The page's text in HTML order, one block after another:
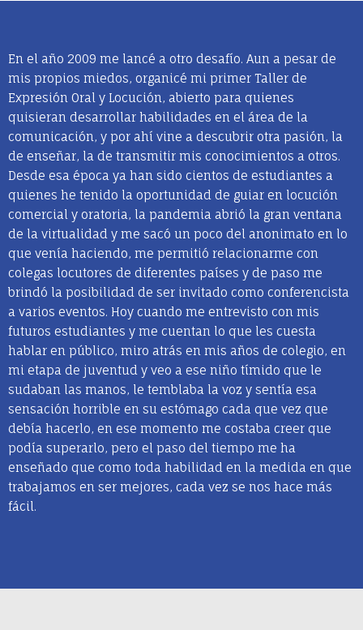
En el año 2009 me lancé a otro desafío. Aun a pesar de
mis propios miedos, organicé mi primer Taller de
Expresión Oral y Locución, abierto para quienes
quisieran desarrollar habilidades en el área de la
comunicación, y por ahí vine a descubrir otra pasión, la
de enseñar, la de transmitir mis conocimientos a otros.
Desde esa época ya han sido cientos de estudiantes a
quienes he tenido la oportunidad de guiar en locución
comercial y oratoria, la pandemia abrió la gran ventana
de la virtualidad y me sacó un poco del anonimato en lo
que venía haciendo, me permitió relacionarme con
colegas locutores de diferentes países y de paso me
brindó la posibilidad de ser invitado como conferencista
a varios eventos. Hoy cuando me entrevisto con mis
futuros estudiantes y me cuentan lo que les cuesta
hablar en público, miro atrás en mis años de colegio, en
mi etapa de juventud y veo a ese niño tímido que le
sudaban las manos, le temblaba la voz y sentía esa
sensación horrible en su estómago cada que vez que
debía hacerlo, en ese momento me costaba creer que
podía superarlo, pero el paso del tiempo me ha
enseñado que como toda habilidad en la medida en que
trabajamos en ser mejores, cada vez se nos hace más
fácil.